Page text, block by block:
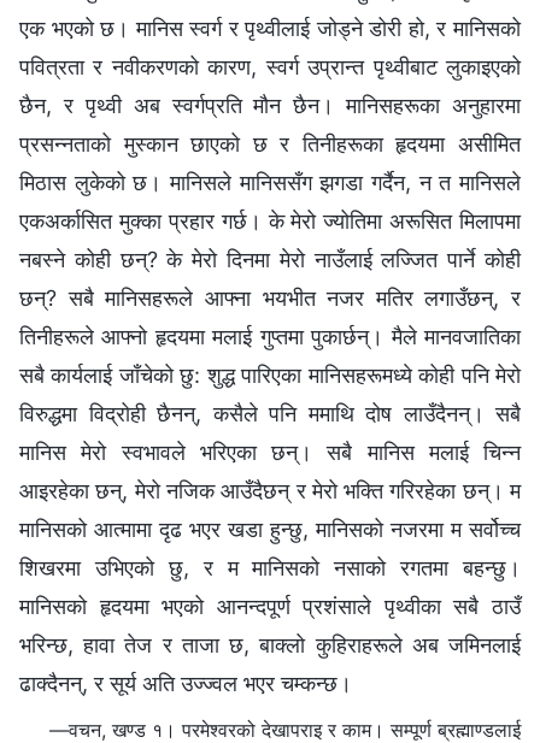
एक भएको छ। मानिस स्वर्ग र पृथ्वीलाई जोड्ने डोरी हो, र मानिसको
पवित्रता र नवीकरणको कारण, स्वर्ग उप्रान्‍त पृथ्वीबाट लुकाइएको
छैन, र पृथ्वी अब स्वर्गप्रति मौन छैन। मानिसहरूका अनुहारमा
प्रसन्नताको मुस्कान छाएको छ र तिनीहरूका हृदयमा असीमित
मिठास लुकेको छ। मानिसले मानिससँग झगडा गर्दैन, न त मानिसले
एकअर्कासित मुक्का प्रहार गर्छ। के मेरो ज्योतिमा अरूसित मिलापमा
नबस्ने कोही छन्? के मेरो दिनमा मेरो नाउँलाई लज्जित पार्ने कोही
छन्? सबै मानिसहरूले आफ्ना भयभीत नजर मतिर लगाउँछन्, र
तिनीहरूले आफ्नो हृदयमा मलाई गुप्तमा पुकार्छन्। मैले मानवजातिका
सबै कार्यलाई जाँचेको छु: शुद्ध पारिएका मानिसहरूमध्ये कोही पनि मेरो
विरुद्धमा विद्रोही छैनन्, कसैले पनि ममाथि दोष लाउँदैनन्। सबै
मानिस मेरो स्वभावले भरिएका छन्। सबै मानिस मलाई चिन्न
आइरहेका छन्, मेरो नजिक आउँदैछन् र मेरो भक्ति गरिरहेका छन्। म
मानिसको आत्मामा दृढ भएर खडा हुन्छु, मानिसको नजरमा म सर्वोच्च
शिखरमा उभिएको छु, र म मानिसको नसाको रगतमा बहन्छु।
मानिसको हृदयमा भएको आनन्दपूर्ण प्रशंसाले पृथ्वीका सबै ठाउँ
भरिन्छ, हावा तेज र ताजा छ, बाक्लो कुहिराहरूले अब जमिनलाई
ढाक्दैनन्, र सूर्य अति उज्ज्वल भएर चम्कन्छ।
—वचन, खण्ड १। परमेश्‍वरको देखापराइ र काम। सम्पूर्ण ब्रह्माण्डलाई